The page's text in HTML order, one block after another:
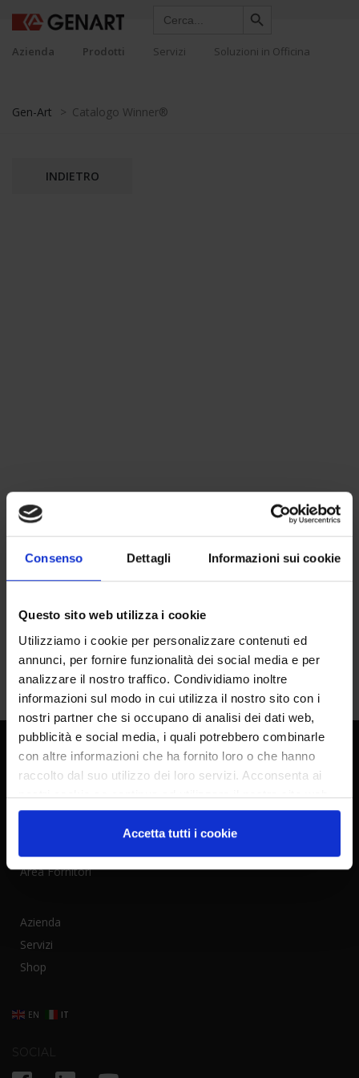
Consenso Dettagli Informazioni sui cookie
Questo sito web utilizza i cookie
Utilizziamo i cookie per personalizzare contenuti ed
annunci, per fornire funzionalità dei social media e per
analizzare il nostro traffico. Condividiamo inoltre
informazioni sul modo in cui utilizza il nostro sito con i
nostri partner che si occupano di analisi dei dati web,
pubblicità e social media, i quali potrebbero combinarle
con altre informazioni che ha fornito loro o che hanno
raccolto dal suo utilizzo dei loro servizi. Acconsenta ai
nostri cookie se continua ad utilizzare il nostro sito web.
Accetta tutti i cookie
Azienda Prodotti Servizi Soluzioni in Officina
Gen-Art > Catalogo Winner®
INDIETRO
Contatti
Area Fornitori
Azienda
Servizi
Shop
EN IT
SOCIAL